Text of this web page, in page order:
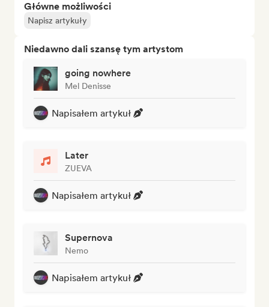
Główne możliwości
Napisz artykuły
Niedawno dali szansę tym artystom
going nowhere
Mel Denisse
Napisałem artykuł
Later
ZUEVA
Napisałem artykuł
Supernova
Nemo
Napisałem artykuł